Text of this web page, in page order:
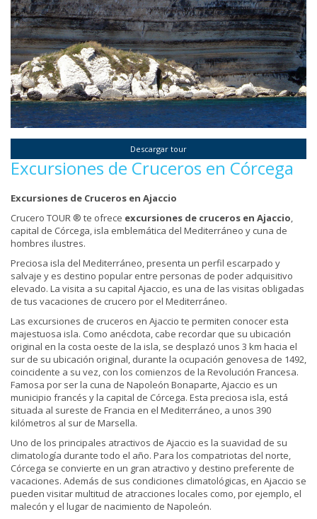
Descargar tour
Excursiones de Cruceros en Córcega
Excursiones de Cruceros en Ajaccio
Crucero TOUR ® te ofrece excursiones de cruceros en Ajaccio,
capital de Córcega, isla emblemática del Mediterráneo y cuna de
hombres ilustres.
Preciosa isla del Mediterráneo, presenta un perfil escarpado y
salvaje y es destino popular entre personas de poder adquisitivo
elevado. La visita a su capital Ajaccio, es una de las visitas obligadas
de tus vacaciones de crucero por el Mediterráneo.
Las excursiones de cruceros en Ajaccio te permiten conocer esta
majestuosa isla. Como anécdota, cabe recordar que su ubicación
original en la costa oeste de la isla, se desplazó unos 3 km hacia el
sur de su ubicación original, durante la ocupación genovesa de 1492,
coincidente a su vez, con los comienzos de la Revolución Francesa.
Famosa por ser la cuna de Napoleón Bonaparte, Ajaccio es un
municipio francés y la capital de Córcega. Esta preciosa isla, está
situada al sureste de Francia en el Mediterráneo, a unos 390
kilómetros al sur de Marsella.
Uno de los principales atractivos de Ajaccio es la suavidad de su
climatología durante todo el año. Para los compatriotas del norte,
Córcega se convierte en un gran atractivo y destino preferente de
vacaciones. Además de sus condiciones climatológicas, en Ajaccio se
pueden visitar multitud de atracciones locales como, por ejemplo, el
malecón y el lugar de nacimiento de Napoleón.